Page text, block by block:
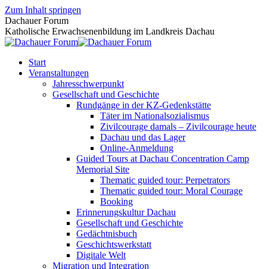
Zum Inhalt springen
Dachauer Forum
Katholische Erwachsenenbildung im Landkreis Dachau
Start
Veranstaltungen
Jahresschwerpunkt
Gesellschaft und Geschichte
Rundgänge in der KZ-Gedenkstätte
Täter im Nationalsozialismus
Zivilcourage damals – Zivilcourage heute
Dachau und das Lager
Online-Anmeldung
Guided Tours at Dachau Concentration Camp
Memorial Site
Thematic guided tour: Perpetrators
Thematic guided tour: Moral Courage
Booking
Erinnerungskultur Dachau
Gesellschaft und Geschichte
Gedächtnisbuch
Geschichtswerkstatt
Digitale Welt
Migration und Integration